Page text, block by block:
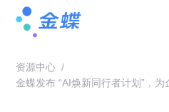
资源中心 /
金蝶发布 “AI焕新同行者计划”，